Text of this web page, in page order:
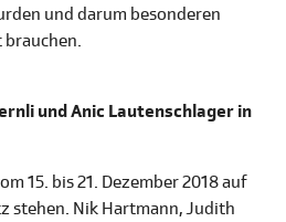
und darum besonderen
und Anic Lautenschlager in
15. bis 21. Dezember 2018 auf
stehen. Nik Hartmann, Judith